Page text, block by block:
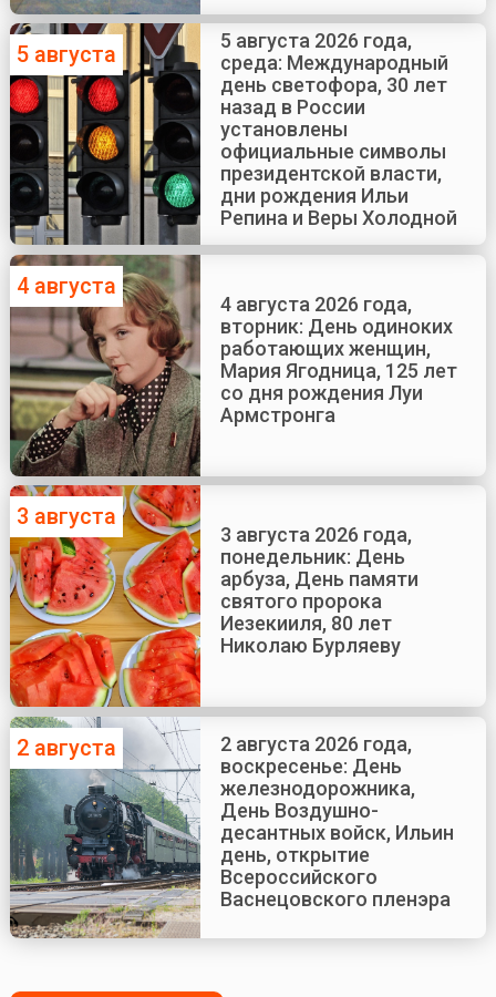
5 августа
5 августа 2026 года,
среда: Международный
день светофора, 30 лет
назад в России
установлены
официальные символы
президентской власти,
дни рождения Ильи
Репина и Веры Холодной
4 августа
4 августа 2026 года,
вторник: День одиноких
работающих женщин,
Мария Ягодница, 125 лет
со дня рождения Луи
Армстронга
3 августа
3 августа 2026 года,
понедельник: День
арбуза, День памяти
святого пророка
Иезекииля, 80 лет
Николаю Бурляеву
2 августа
2 августа 2026 года,
воскресенье: День
железнодорожника,
День Воздушно-
десантных войск, Ильин
день, открытие
Всероссийского
Васнецовского пленэра